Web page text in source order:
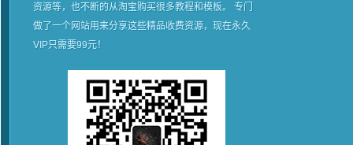
资源等，也不断的从淘宝购买很多教程和模板。 专门
做了一个网站用来分享这些精品收费资源，现在永久
VIP只需要99元！